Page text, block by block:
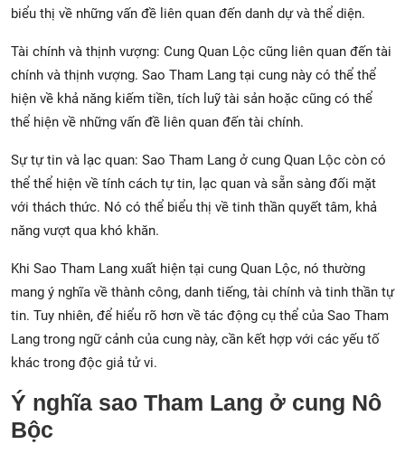
biểu thị về những vấn đề liên quan đến danh dự và thể diện.
Tài chính và thịnh vượng: Cung Quan Lộc cũng liên quan đến tài
chính và thịnh vượng. Sao Tham Lang tại cung này có thể thể
hiện về khả năng kiếm tiền, tích luỹ tài sản hoặc cũng có thể
thể hiện về những vấn đề liên quan đến tài chính.
Sự tự tin và lạc quan: Sao Tham Lang ở cung Quan Lộc còn có
thể thể hiện về tính cách tự tin, lạc quan và sẵn sàng đối mặt
với thách thức. Nó có thể biểu thị về tinh thần quyết tâm, khả
năng vượt qua khó khăn.
Khi Sao Tham Lang xuất hiện tại cung Quan Lộc, nó thường
mang ý nghĩa về thành công, danh tiếng, tài chính và tinh thần tự
tin. Tuy nhiên, để hiểu rõ hơn về tác động cụ thể của Sao Tham
Lang trong ngữ cảnh của cung này, cần kết hợp với các yếu tố
khác trong độc giả tử vi.
Ý nghĩa sao Tham Lang ở cung Nô
Bộc